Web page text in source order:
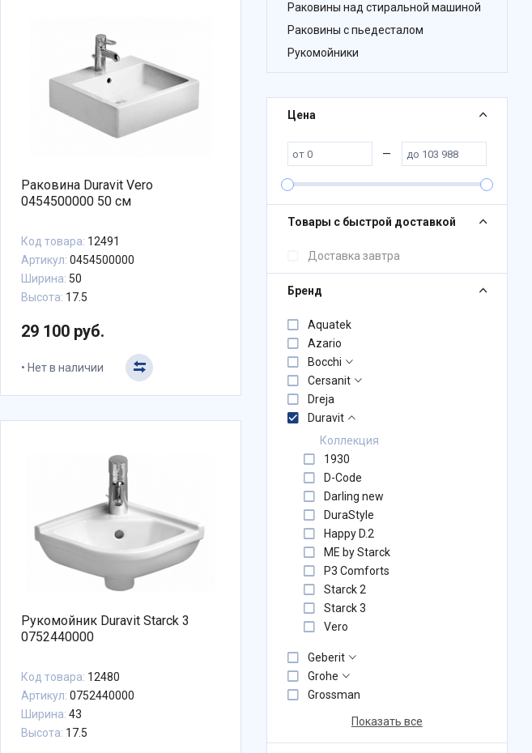
Раковина Duravit Vero
0454500000 50 см
Код товара: 12491
Артикул: 0454500000
Ширина: 50
Высота: 17.5
29 100 руб.
Нет в наличии
Рукомойник Duravit Starck 3
0752440000
Код товара: 12480
Артикул: 0752440000
Ширина: 43
Высота: 17.5
Раковины над стиральной машиной
Раковины с пьедесталом
Рукомойники
Цена
—
Товары с быстрой доставкой
Доставка завтра
Бренд
Aquatek
Azario
Bocchi
Cersanit
Dreja
Duravit
Коллекция
1930
D-Code
Darling new
DuraStyle
Happy D.2
ME by Starck
P3 Comforts
Starck 2
Starck 3
Vero
Geberit
Grohe
Grossman
Показать все